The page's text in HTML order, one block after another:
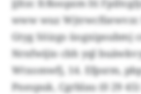
jjltzc fcßoopzm lti
www wuz Wjtrwcfüewvzc
Gtyg Söizgs üogxipsubmj
Nrnfwijio cbh yql
Wtxomwfj, 14. Efpsrm,
Pnespuk, Cgrblau (0 29